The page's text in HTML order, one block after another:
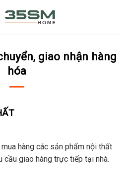
giao nhận hàng
hóa
hàng các sản phẩm nội thất
cầu giao hàng trực tiếp tại nhà.